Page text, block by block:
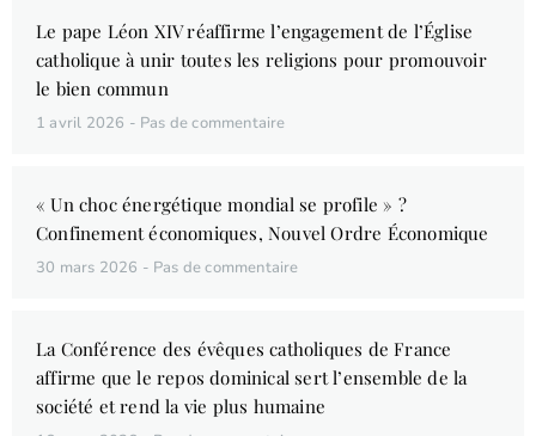
Le pape Léon XIV réaffirme l’engagement de l’Église
catholique à unir toutes les religions pour promouvoir
le bien commun
1 avril 2026 Pas de commentaire
« Un choc énergétique mondial se profile » ?
Confinement économiques, Nouvel Ordre Économique
30 mars 2026 Pas de commentaire
La Conférence des évêques catholiques de France
affirme que le repos dominical sert l’ensemble de la
société et rend la vie plus humaine